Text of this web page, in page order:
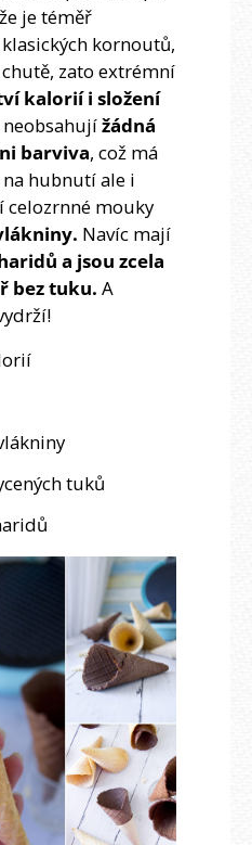
je téměř
kornoutů,
zato extrémní
kalorií i složení
neobsahujížádná
barviva, což má
hubnutí ale i
celozrnné mouky
Navíc mají
a jsou zcela
bez tuku. A
tuků